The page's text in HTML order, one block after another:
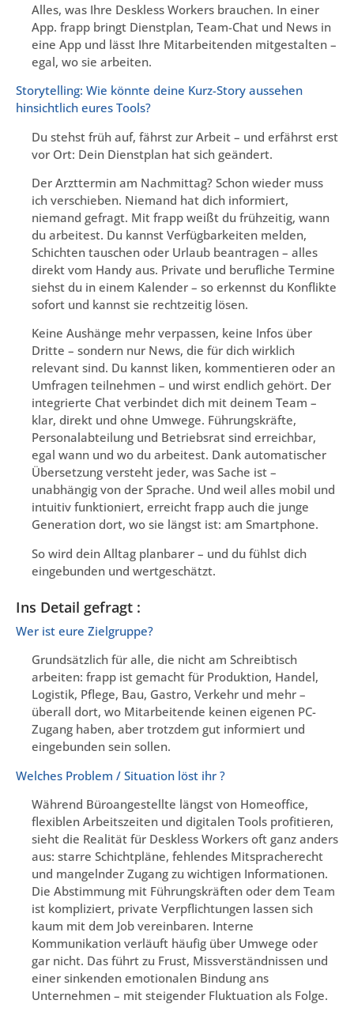
Alles, was Ihre Deskless Workers brauchen. In einer
App. frapp bringt Dienstplan, Team-Chat und News in
eine App und lässt Ihre Mitarbeitenden mitgestalten –
egal, wo sie arbeiten.
Storytelling: Wie könnte deine Kurz-Story aussehen
hinsichtlich eures Tools?
Du stehst früh auf, fährst zur Arbeit – und erfährst erst
vor Ort: Dein Dienstplan hat sich geändert.
Der Arzttermin am Nachmittag? Schon wieder muss
ich verschieben. Niemand hat dich informiert,
niemand gefragt. Mit frapp weißt du frühzeitig, wann
du arbeitest. Du kannst Verfügbarkeiten melden,
Schichten tauschen oder Urlaub beantragen – alles
direkt vom Handy aus. Private und berufliche Termine
siehst du in einem Kalender – so erkennst du Konflikte
sofort und kannst sie rechtzeitig lösen.
Keine Aushänge mehr verpassen, keine Infos über
Dritte – sondern nur News, die für dich wirklich
relevant sind. Du kannst liken, kommentieren oder an
Umfragen teilnehmen – und wirst endlich gehört. Der
integrierte Chat verbindet dich mit deinem Team –
klar, direkt und ohne Umwege. Führungskräfte,
Personalabteilung und Betriebsrat sind erreichbar,
egal wann und wo du arbeitest. Dank automatischer
Übersetzung versteht jeder, was Sache ist –
unabhängig von der Sprache. Und weil alles mobil und
intuitiv funktioniert, erreicht frapp auch die junge
Generation dort, wo sie längst ist: am Smartphone.
So wird dein Alltag planbarer – und du fühlst dich
eingebunden und wertgeschätzt.
Ins Detail gefragt :
Wer ist eure Zielgruppe?
Grundsätzlich für alle, die nicht am Schreibtisch
arbeiten: frapp ist gemacht für Produktion, Handel,
Logistik, Pflege, Bau, Gastro, Verkehr und mehr –
überall dort, wo Mitarbeitende keinen eigenen PC-
Zugang haben, aber trotzdem gut informiert und
eingebunden sein sollen.
Welches Problem / Situation löst ihr ?
Während Büroangestellte längst von Homeoffice,
flexiblen Arbeitszeiten und digitalen Tools profitieren,
sieht die Realität für Deskless Workers oft ganz anders
aus: starre Schichtpläne, fehlendes Mitspracherecht
und mangelnder Zugang zu wichtigen Informationen.
Die Abstimmung mit Führungskräften oder dem Team
ist kompliziert, private Verpflichtungen lassen sich
kaum mit dem Job vereinbaren. Interne
Kommunikation verläuft häufig über Umwege oder
gar nicht. Das führt zu Frust, Missverständnissen und
einer sinkenden emotionalen Bindung ans
Unternehmen – mit steigender Fluktuation als Folge.